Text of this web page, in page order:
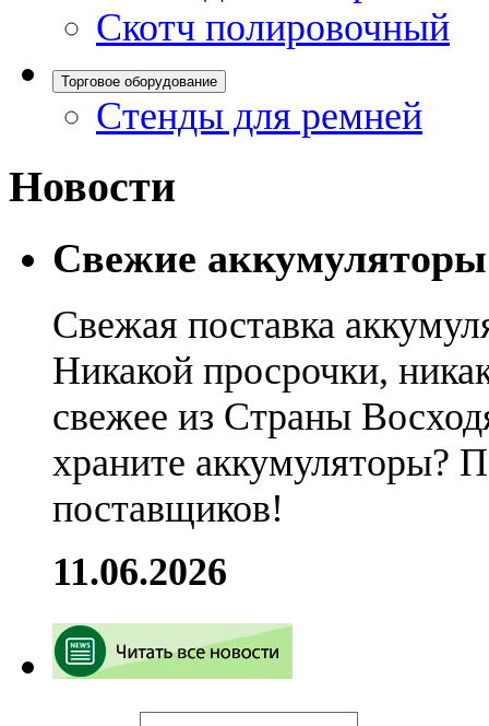
Скотч полировочный
Торговое оборудование
Стенды для ремней
Новости
Свежие
Свежая поставка
Никакой просрочки,
свежее из Страны
храните аккумуляторы?
поставщиков!
11.06.2026